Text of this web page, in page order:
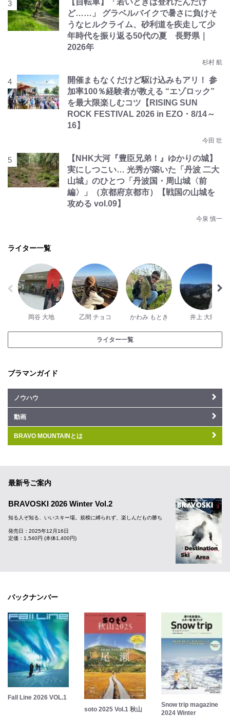
【自転車】「若いときは登れたんだけ
ど……」 グラベルバイクで暑さに負けそ
うなヒルクライム、砂利道を疾走して少
年時代を振り返る50代の夏 長野県｜
2026年
杉村 航
開催まもなくだけど駆け込みもアリ！ 参
加率100％経験者が教える “エゾロック”
を最大限楽しむコツ【RISING SUN
ROCK FESTIVAL 2026 in EZO・8/14～
16】
今田 壮
【NHK大河『豊臣兄弟！』ゆかりの城】
実にしつこい… 光秀が築いた「丹波 二大
山城」のひとつ「丹波国・周山城〈前
編〉」（京都府京都市）【戦国の山城を
攻める vol.09】
今泉 慎一
ライター一覧
岡谷 大地 乙間 チョコ かわみ もとき 井上 大助
ライター一覧
ブラマンガイド
ノウハウ
動画
BRAVO MOUNTAINとは
最新号ご案内
BRAVOSKI 2026 Winter Vol.2
知る人ぞ知る、いいスキー場。規模に縛られず、楽しんだもの勝ち
発売日：2025年12月16日
定価：1,540円 (本体1,400円)
バックナンバー
Fall Line 2026 VOL.1
soto 2025 Vol.1 秋山
Snow trip magazine
2024 Winter